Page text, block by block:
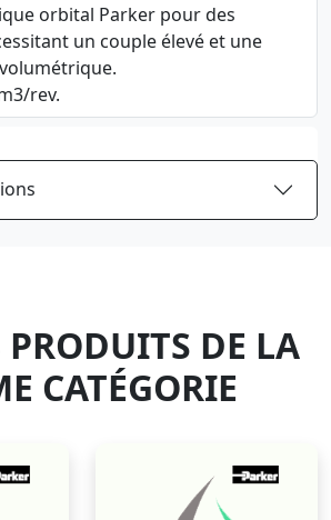
orbital Parker pour des
un couple élevé et une
rev.
PRODUITS DE LA
CATÉGORIE